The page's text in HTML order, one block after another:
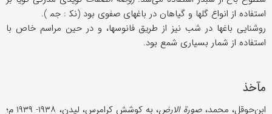
استفاده از انواع گلها و گیاهان در باغهای صفوی بود (نک‍ : جم‍‌ ).
روشنایی باغها در شب نیز از طریق فانوسها، و در حین مراسم خاص با
استفاده از شمار بسیاری شمع بود.
مآخذ
ابن‌حوقل، محمد،صورة الارض ، به کوشش کرامرس، لیدن، ۱۹۳۸- ۱۹۳۹ م؛